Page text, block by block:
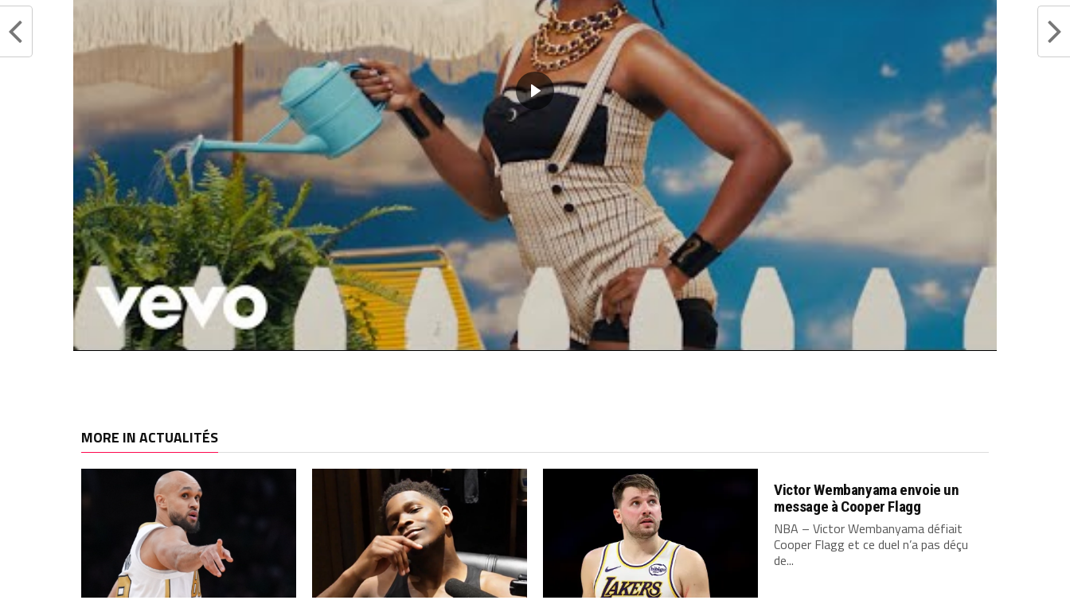
MORE IN ACTUALITÉS
Victor Wembanyama envoie un
message à Cooper Flagg
NBA – Victor Wembanyama défiait
Cooper Flagg et ce duel n’a pas déçu
de...